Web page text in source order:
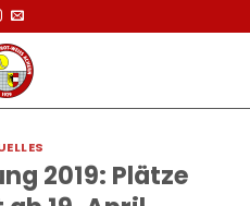
2019: Plätze